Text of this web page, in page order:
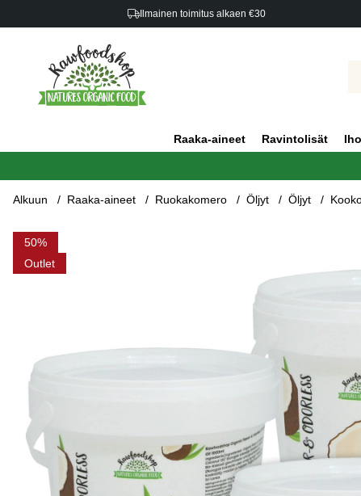
Ilmainen toimitus alkaen €30
Raaka-aineet Ravintolisät
Alkuun Raaka-aineet Ruokakomero Öljyt Öljyt
50
Outlet
Tuotekuvat Kookosöljy Maku- ja Tuoksuvapaa EKO 1000ml x 3